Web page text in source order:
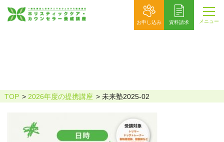
お申し込み 資料請求 メニュー
TOP 2026年度の提携講座 未来塾2025-02